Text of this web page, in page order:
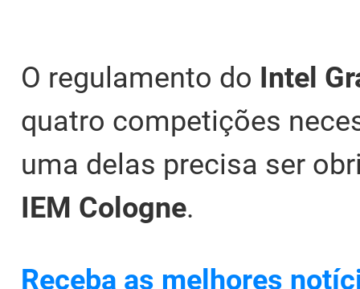
O regulamento do Intel
quatro competições
uma delas precisa ser
IEM Cologne.
Receba as melhores